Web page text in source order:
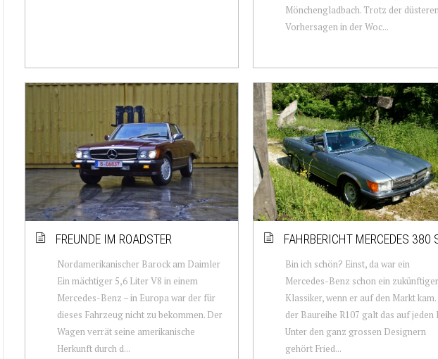
Mönchengladbach. Trotz der
Vorhersagen in der Woc...
FREUNDE IM ROADSTER
Nordamerikanischer Barock am Daimler
Ein mächtiger 5,6 Liter V8 in einem
Mercedes-Benz – in Europa war der für
dieses Fahrzeug nicht zu bekommen. Der
Wagen verrät seine amerikanische
Herkunft durch d...
FAHRBERICHT MERCEDES 380
Bin ich schön? Einst, da war ein
Mercedes-Benz schon ein zukünftiger
Klassiker, wenn er auf den Markt
der Baureihe R107 galt das auf jeden
Unter den ganz grossen Designern
gehört Fried...